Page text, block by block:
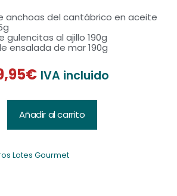
anchoas del cantábrico en aceite
gulencitas al ajillo 190g
ensalada de mar 190g
€El
precio
actual
es:
IVA incluido
Añadir al carrito
Lotes Gourmet